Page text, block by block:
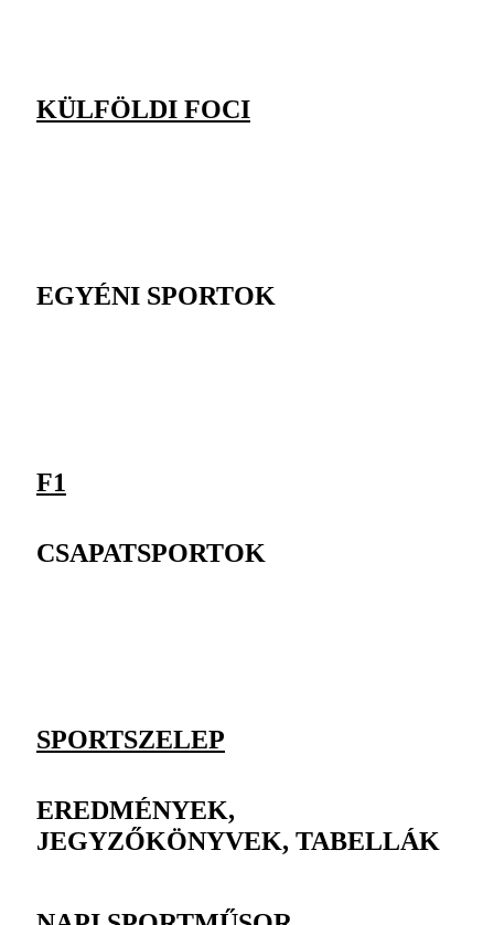
KÜLFÖLDI FOCI
EGYÉNI SPORTOK
F1
CSAPATSPORTOK
SPORTSZELEP
EREDMÉNYEK,
JEGYZŐKÖNYVEK, TABELLÁK